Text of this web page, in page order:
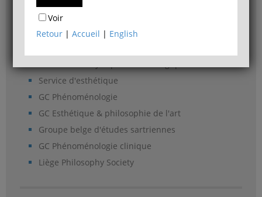
Accès & plans
Bibliothèque du Département de philosophie
Service d'esthétique
GC Phénoménologie
GC Esthétique & philosophie de l'art
Groupe belge d'études sartriennes
GC Phénoménologie clinique
Liège Philosophy Society
Voir
Retour |Accueil | English